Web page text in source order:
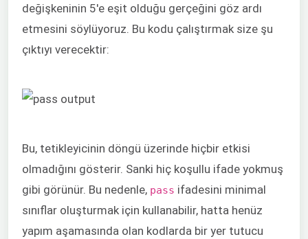
değişkeninin 5'e eşit olduğu gerçeğini göz ardı
etmesini söylüyoruz. Bu kodu çalıştırmak size şu
çıktıyı verecektir:
Bu, tetikleyicinin döngü üzerinde hiçbir etkisi
olmadığını gösterir. Sanki hiç koşullu ifade yokmuş
gibi görünür. Bu nedenle, pass ifadesini minimal
sınıflar oluşturmak için kullanabilir, hatta henüz
yapım aşamasında olan kodlarda bir yer tutucu